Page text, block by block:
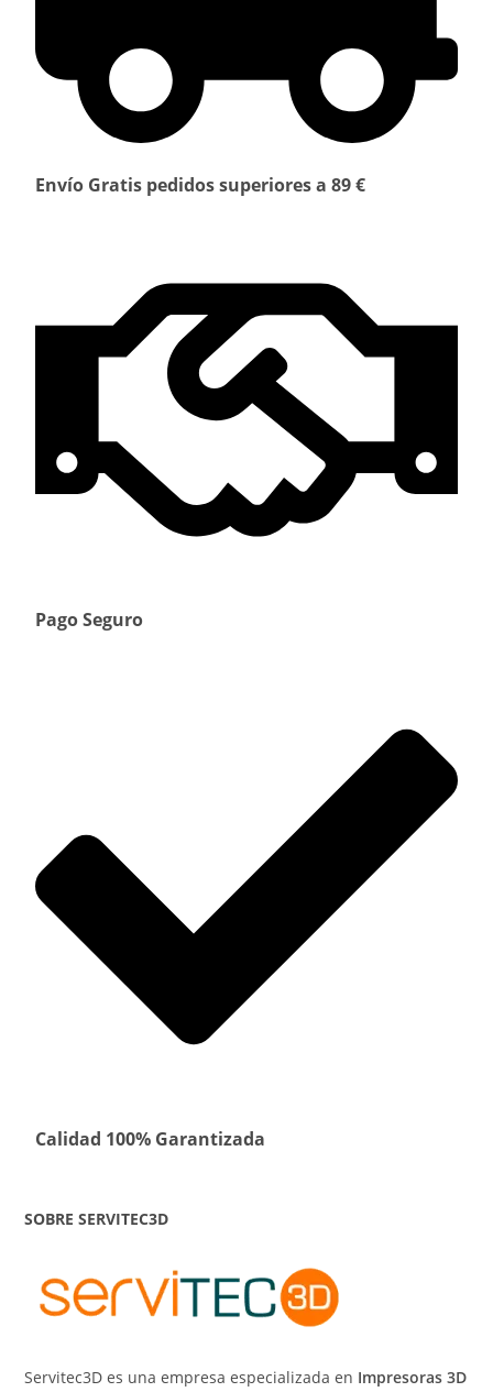
Envío Gratis pedidos superiores a 89 €
Pago Seguro
Calidad 100% Garantizada
SOBRE SERVITEC3D
Servitec3D es una empresa especializada en Impresoras 3D